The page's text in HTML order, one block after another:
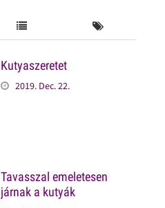
Kutyaszeretet
2019. Dec. 22.
Tavasszal emeletesen
járnak a kutyák